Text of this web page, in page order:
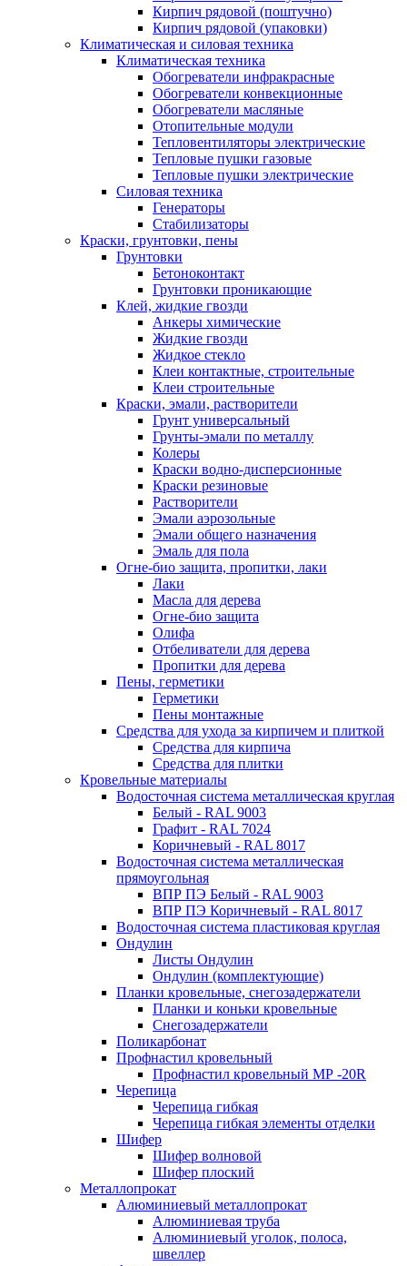
Кирпич рядовой (поштучно)
Кирпич рядовой (упаковки)
Климатическая и силовая техника
Климатическая техника
Обогреватели инфракрасные
Обогреватели конвекционные
Обогреватели масляные
Отопительные модули
Тепловентиляторы электрические
Тепловые пушки газовые
Тепловые пушки электрические
Силовая техника
Генераторы
Стабилизаторы
Краски, грунтовки, пены
Грунтовки
Бетоноконтакт
Грунтовки проникающие
Клей, жидкие гвозди
Анкеры химические
Жидкие гвозди
Жидкое стекло
Клеи контактные, строительные
Клеи строительные
Краски, эмали, растворители
Грунт универсальный
Грунты-эмали по металлу
Колеры
Краски водно-дисперсионные
Краски резиновые
Растворители
Эмали аэрозольные
Эмали общего назначения
Эмаль для пола
Огне-био защита, пропитки, лаки
Лаки
Масла для дерева
Огне-био защита
Олифа
Отбеливатели для дерева
Пропитки для дерева
Пены, герметики
Герметики
Пены монтажные
Средства для ухода за кирпичем и плиткой
Средства для кирпича
Средства для плитки
Кровельные материалы
Водосточная система металлическая круглая
Белый - RAL 9003
Графит - RAL 7024
Коричневый - RAL 8017
Водосточная система металлическая
прямоугольная
ВПР ПЭ Белый - RAL 9003
ВПР ПЭ Коричневый - RAL 8017
Водосточная система пластиковая круглая
Ондулин
Листы Ондулин
Ондулин (комплектующие)
Планки кровельные, снегозадержатели
Планки и коньки кровельные
Снегозадержатели
Поликарбонат
Профнастил кровельный
Профнастил кровельный МР -20R
Черепица
Черепица гибкая
Черепица гибкая элементы отделки
Шифер
Шифер волновой
Шифер плоский
Металлопрокат
Алюминиевый металлопрокат
Алюминиевая труба
Алюминиевый уголок, полоса,
швеллер